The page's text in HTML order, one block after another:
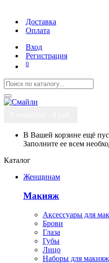
Доставка
Оплата
Вход
Регистрация
0
В Вашей корзине ещё
Заполните ее всем
Каталог
Женщинам
Макияж
Аксессуары для
Брови
Глаза
Губы
Лицо
Наборы для